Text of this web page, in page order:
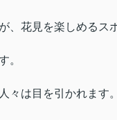
、花見を楽しめるス
。
々は目を引かれます。